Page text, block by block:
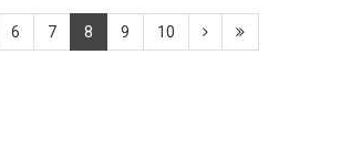
6 7 8 9 10